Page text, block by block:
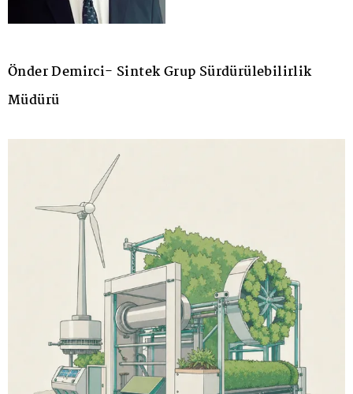
Önder Demirci- Sintek Grup Sürdürülebilirlik
Müdürü